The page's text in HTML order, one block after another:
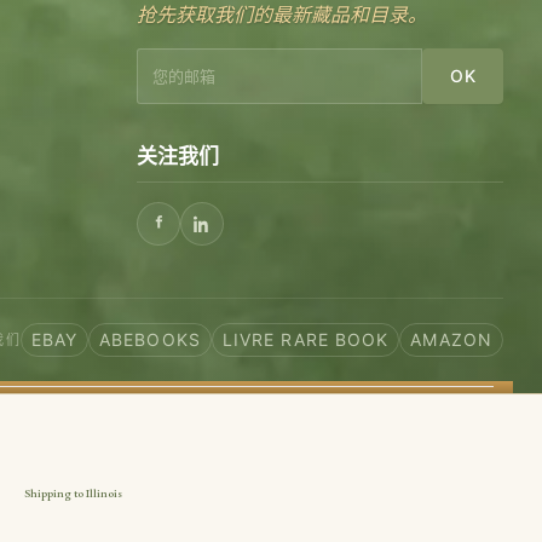
抢先获取我们的最新藏品和目录。
OK
关注我们
们 EBAY ABEBOOKS LIVRE RARE BOOK AMAZON
Shipping to Illinois